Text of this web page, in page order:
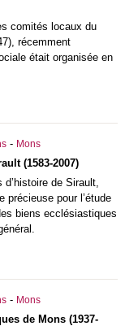
comités locaux du
récemment
était organisée en
- Mons
(1583-2007)
de Sirault,
précieuse pour l’étude
biens ecclésiastiques
- Mons
de Mons (1937-